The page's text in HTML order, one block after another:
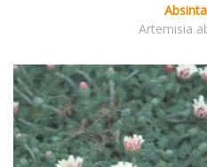
Artemisia